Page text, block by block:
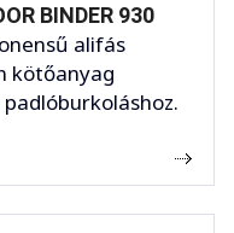
BINDER 930
alifás
kötőanyag